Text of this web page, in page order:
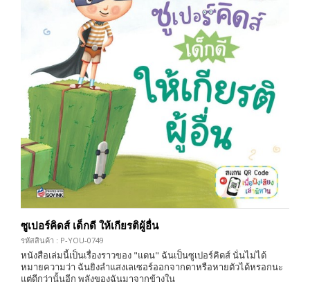
ซูเปอร์คิดส์ เด็กดี ให้เกียรติผู้อื่น
รหัสสินค้า : P-YOU-0749
หนังสือเล่มนี้เป็นเรื่องราวของ "แดน" ฉันเป็นซูเปอร์คิดส์ นั่นไม่ได้
หมายความว่า ฉันยิงลำแสงเลเซอร์ออกจากตาหรือหายตัวได้หรอกนะ
แต่ดีกว่านั้นอีก พลังของฉันมาจากข้างใน